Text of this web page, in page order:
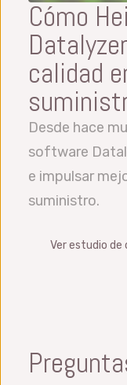
Cómo
calidad
Desde hace
software
e impulsar
suministro.
Ver estudio de